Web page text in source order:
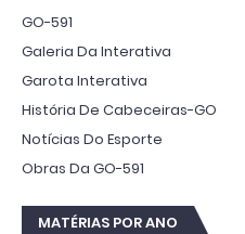
GO-591
Galeria Da Interativa
Garota Interativa
História De Cabeceiras-GO
Notícias Do Esporte
Obras Da GO-591
MATÉRIAS POR ANO